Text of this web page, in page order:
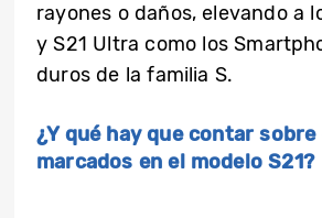
rayones o daños, elevando a
y S21 Ultra como los
duros de la familia S.
¿Y qué hay que contar sobre
marcados en el modelo S21?